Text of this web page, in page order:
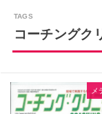
コーチングク
メ